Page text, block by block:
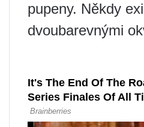
pupeny. Někdy
dvoubarevnými